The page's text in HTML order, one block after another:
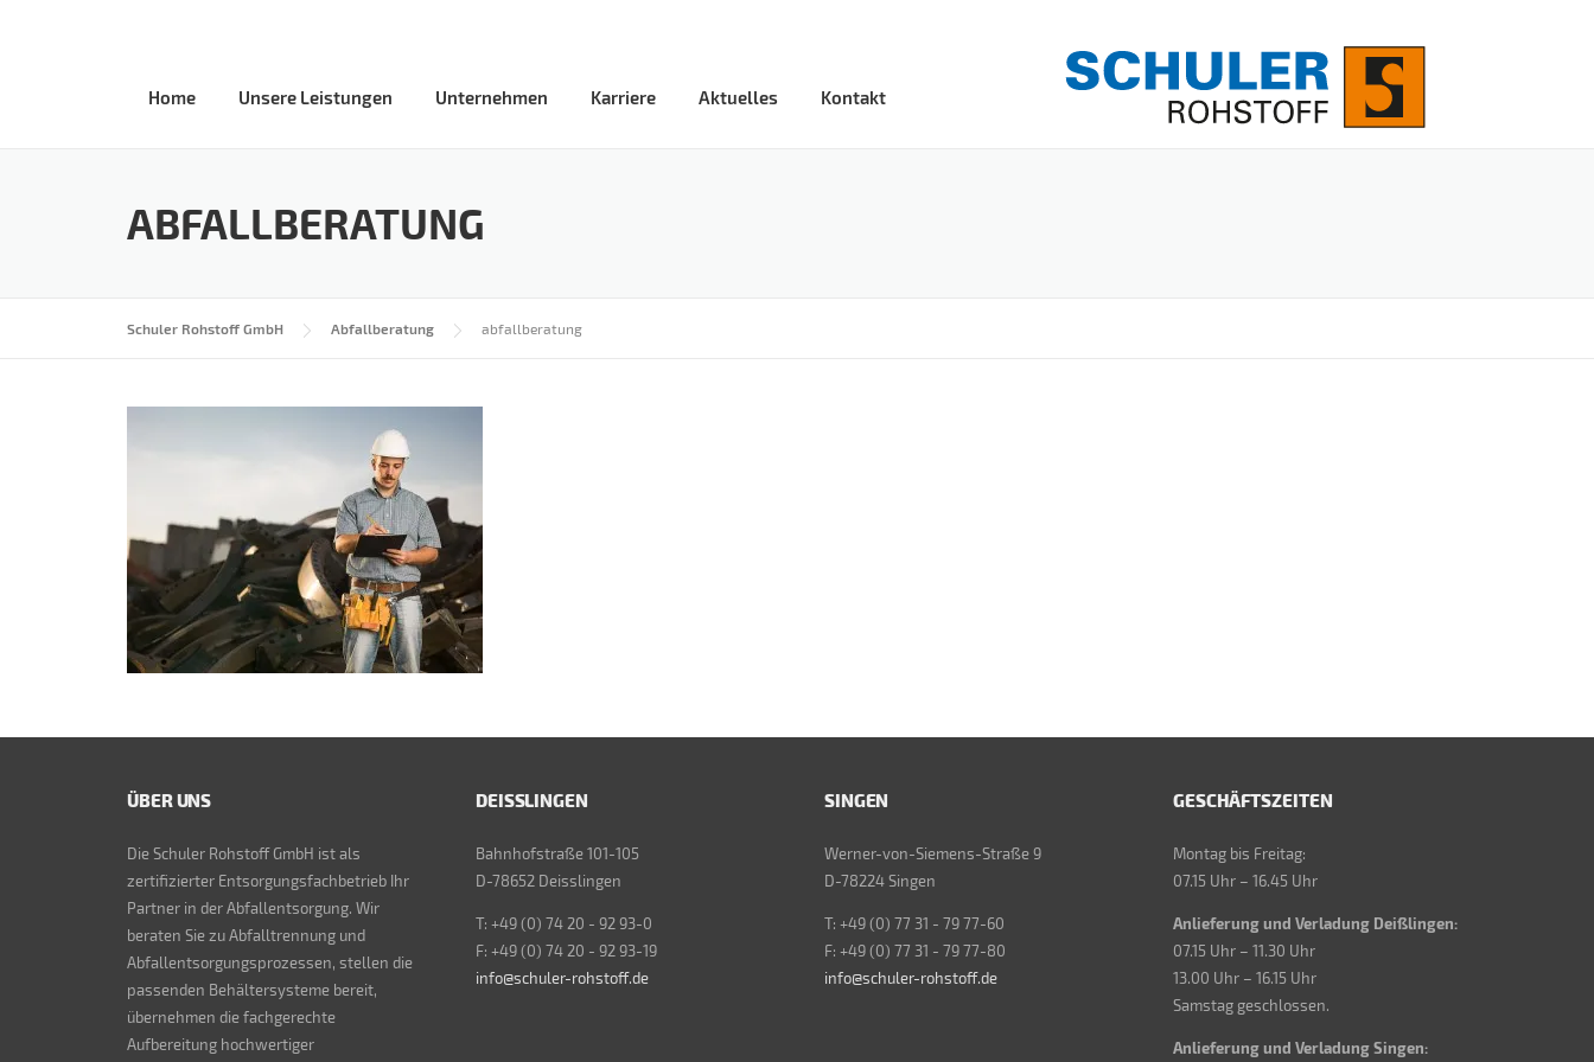
Home Unsere Leistungen Unternehmen Karriere Aktuelles Kontakt
ABFALLBERATUNG
Schuler Rohstoff GmbH Abfallberatung abfallberatung
ÜBER UNS
Die Schuler Rohstoff GmbH ist als
zertifizierter Entsorgungsfachbetrieb Ihr
Partner in der Abfallentsorgung. Wir
beraten Sie zu Abfalltrennung und
Abfallentsorgungsprozessen, stellen die
passenden Behältersysteme bereit,
übernehmen die fachgerechte
Aufbereitung hochwertiger
DEISSLINGEN
Bahnhofstraße 101-105
D-78652 Deisslingen
T: +49 (0) 74 20 - 92 93-0
F: +49 (0) 74 20 - 92 93-19
info@schuler-rohstoff.de
SINGEN
Werner-von-Siemens-Straße 9
D-78224 Singen
T: +49 (0) 77 31 - 79 77-60
F: +49 (0) 77 31 - 79 77-80
info@schuler-rohstoff.de
GESCHÄFTSZEITEN
Montag bis Freitag:
07.15 Uhr – 16.45 Uhr
Anlieferung und Verladung Deißlingen:
07.15 Uhr – 11.30 Uhr
13.00 Uhr – 16.15 Uhr
Samstag geschlossen.
Anlieferung und Verladung Singen: